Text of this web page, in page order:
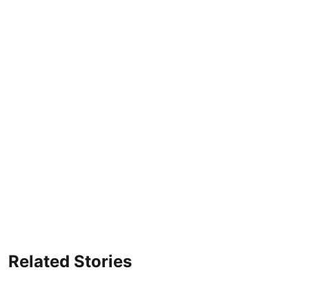
Related Stories